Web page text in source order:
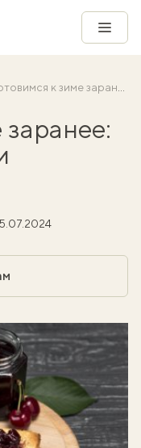
к зиме заранее: варенье из вишни